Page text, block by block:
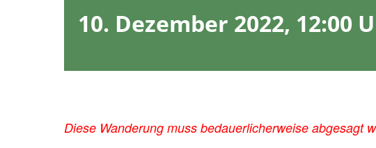
10. Dezember 2022, 12:00
Diese Wanderung muss bedauerlicherweise abgesagt